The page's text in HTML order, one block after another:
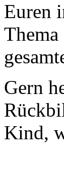
Euren
Gern
Kind,